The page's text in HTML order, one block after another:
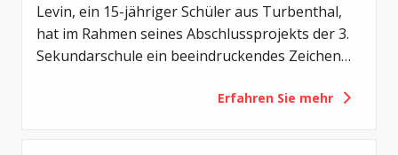
Levin, ein 15-jähriger Schüler aus Turbenthal,
hat im Rahmen seines Abschlussprojekts der 3.
Sekundarschule ein beeindruckendes Zeichen
er einen Sponsorenlauf, um auf die Cystische
Erfahren Sie mehr